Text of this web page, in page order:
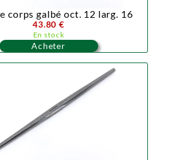
corps galbé oct. 12 larg. 16
43.80 €
En stock
Acheter